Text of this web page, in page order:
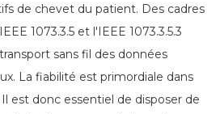
de chevet du patient. Des cadres
1073.3.5 et l'IEEE 1073.3.5.3
sans fil des données
La fiabilité est primordiale dans
est donc essentiel de disposer de